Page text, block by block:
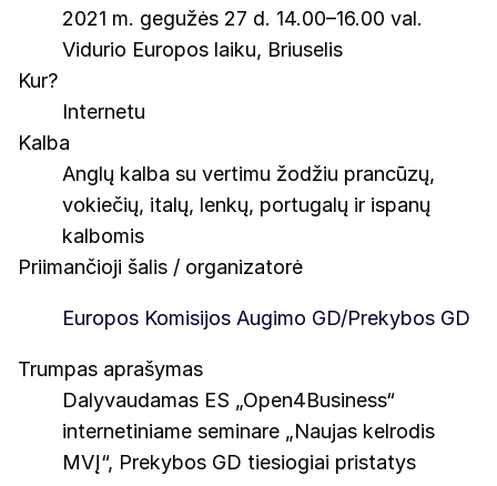
2021 m. gegužės 27 d. 14.00–16.00 val.
Vidurio Europos laiku, Briuselis
Kur?
Internetu
Kalba
Anglų kalba su vertimu žodžiu prancūzų,
vokiečių, italų, lenkų, portugalų ir ispanų
kalbomis
Priimančioji šalis / organizatorė
Europos Komisijos Augimo GD/Prekybos GD
Trumpas aprašymas
Dalyvaudamas ES „Open4Business“
internetiniame seminare „Naujas kelrodis
MVĮ“, Prekybos GD tiesiogiai pristatys